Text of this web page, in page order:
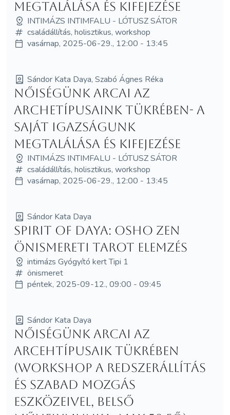
megtalálása és kifejezése
INTIMÁZS INTIMFALU - LÓTUSZ SÁTOR
családállítás, holisztikus, workshop
vasárnap, 2025-06-29., 12:00 - 13:45
Sándor Kata Daya, Szabó Ágnes Réka
Nőiségünk arcai az
archetípusaink tükrében- A
saját igazságunk
megtalálása és kifejezése
INTIMÁZS INTIMFALU - LÓTUSZ SÁTOR
családállítás, holisztikus, workshop
vasárnap, 2025-06-29., 12:00 - 13:45
Sándor Kata Daya
Spirit of Daya: Osho Zen
önismereti Tarot elemzés
intimázs Gyógyító kert Tipi 1
önismeret
péntek, 2025-09-12., 09:00 - 09:45
Sándor Kata Daya
Nőiségünk arcai az
arcehtípusaik tükrében
(workshop a redszerállítás
és szabad mozgás
eszközeivel, belső